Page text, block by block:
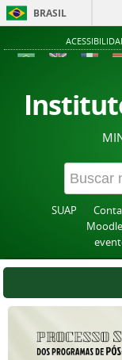
BRASIL
SUAP
Moodle